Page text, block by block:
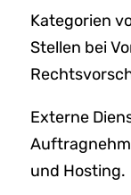
Kategorien
Stellen bei
Externe
und Hosting.